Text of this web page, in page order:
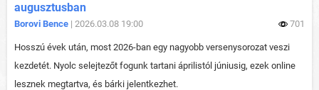
augusztusban
Borovi Bence | 2026.03.08 19:00 701
Hosszú évek után, most 2026-ban egy nagyobb versenysorozat veszi
kezdetét. Nyolc selejtezőt fogunk tartani áprilistól júniusig, ezek online
lesznek megtartva, és bárki jelentkezhet.